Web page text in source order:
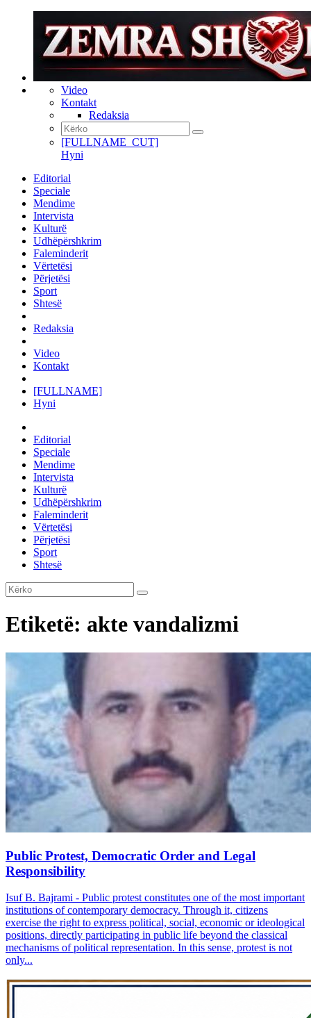
Video
Kontakt
Redaksia
[FULLNAME_CUT]
Hyni
Editorial
Speciale
Mendime
Intervista
Kulturë
Udhëpërshkrim
Faleminderit
Vërtetësi
Përjetësi
Sport
Shtesë
Redaksia
Video
Kontakt
[FULLNAME]
Hyni
Editorial
Speciale
Mendime
Intervista
Kulturë
Udhëpërshkrim
Faleminderit
Vërtetësi
Përjetësi
Sport
Shtesë
Etiketë: akte vandalizmi
Public Protest, Democratic Order and Legal
Responsibility
Isuf B. Bajrami - Public protest constitutes one of the most important
institutions of contemporary democracy. Through it, citizens
exercise the right to express political, social, economic or ideological
positions, directly participating in public life beyond the classical
mechanisms of political representation. In this sense, protest is not
only...